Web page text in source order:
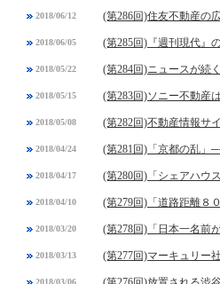
2018/06/12 (第286回)住友不動産の
2018/06/05 (第285回)『週刊現代』
2018/05/22 (第284回)ニュースが続
2018/05/15 (第283回)ソニー不動産
2018/05/08 (第282回)不動産情報サ
2018/04/24 (第281回)「京都の乱」
2018/04/17 (第280回)「シェアハウ
2018/04/10 (第279回)「道路距離８
2018/03/20 (第278回)「日本一名前
2018/03/13 (第277回)マーキュリー